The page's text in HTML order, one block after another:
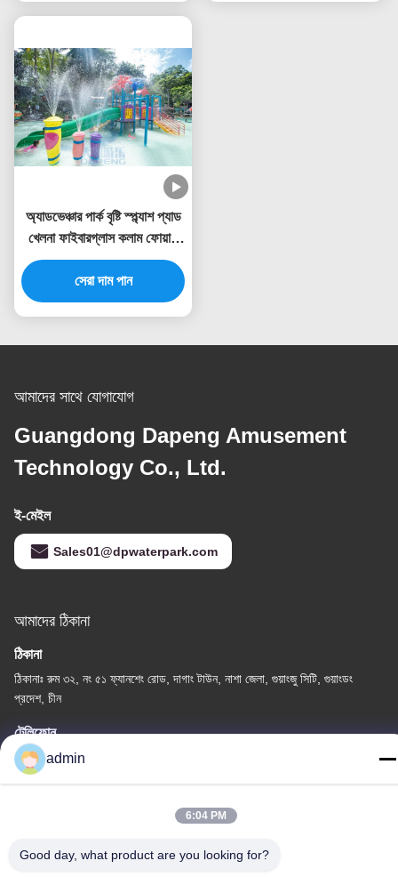
অ্যাডভেঞ্চার পার্ক বৃষ্টি স্প্ল্যাশ প্যাড
খেলনা ফাইবারগ্লাস কলাম ফোয়ারা
স্প্রে সেট
সেরা দাম পান
আমাদের সাথে যোগাযোগ
Guangdong Dapeng Amusement
Technology Co., Ltd.
ই-মেইল
Sales01@dpwaterpark.com
আমাদের ঠিকানা
ঠিকানা
ঠিকানাঃ রুম ৩২, নং ৫১ ফ্যানশেং রোড, দাগাং টাউন, নাশা জেলা, গুয়াংজু সিটি, গুয়াংডং
প্রদেশ, চীন
টেলিফোন
86-20-34989160
গোপনীয়তা নীতি |সাইট ম্যাপ
admin
6:04 PM
Good day, what product are you looking for?